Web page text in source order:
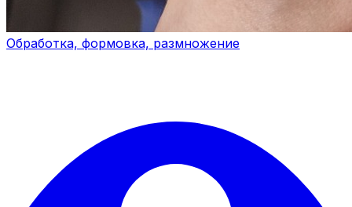
Обработка, формовка, размножение